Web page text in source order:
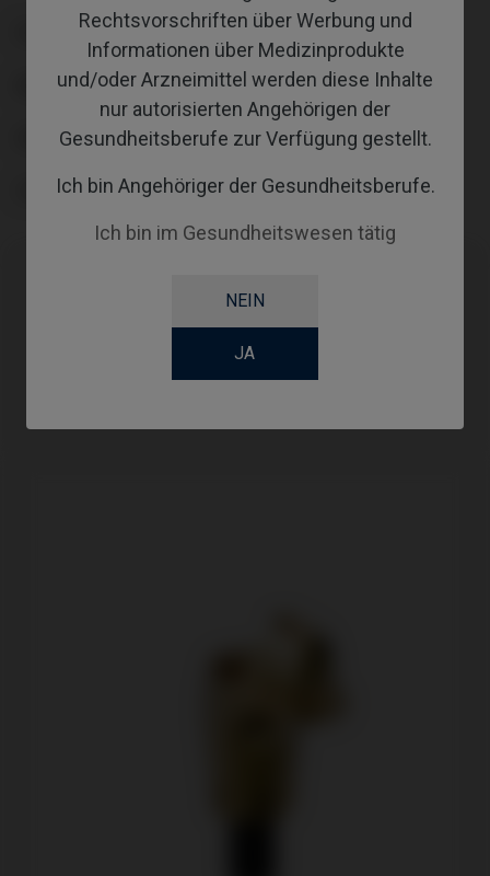
Rechtsvorschriften über Werbung und
Informationen über Medizinprodukte
und/oder Arzneimittel werden diese Inhalte
nur autorisierten Angehörigen der
Gesundheitsberufe zur Verfügung gestellt.
Ich bin Angehöriger der Gesundheitsberufe.
Ich bin im Gesundheitswesen tätig
NEIN
JA
PLATTFORM
ANGLE
GINGIVALHEIGHT
COATING
System